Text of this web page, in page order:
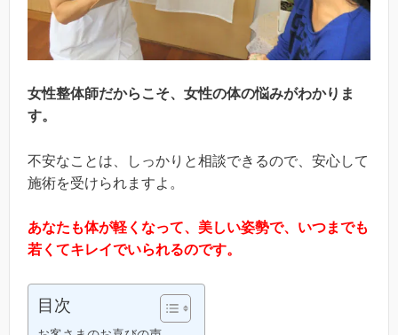
女性整体師だからこそ、女性の体の悩みがわかりま
す。
不安なことは、しっかりと相談できるので、安心して
施術を受けられますよ。
あなたも体が軽くなって、美しい姿勢で、いつまでも
若くてキレイでいられるのです。
目次